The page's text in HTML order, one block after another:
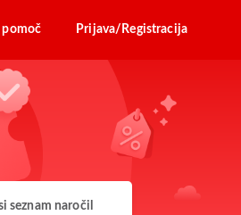
pomoč Prijava/Registracija
seznam naročil